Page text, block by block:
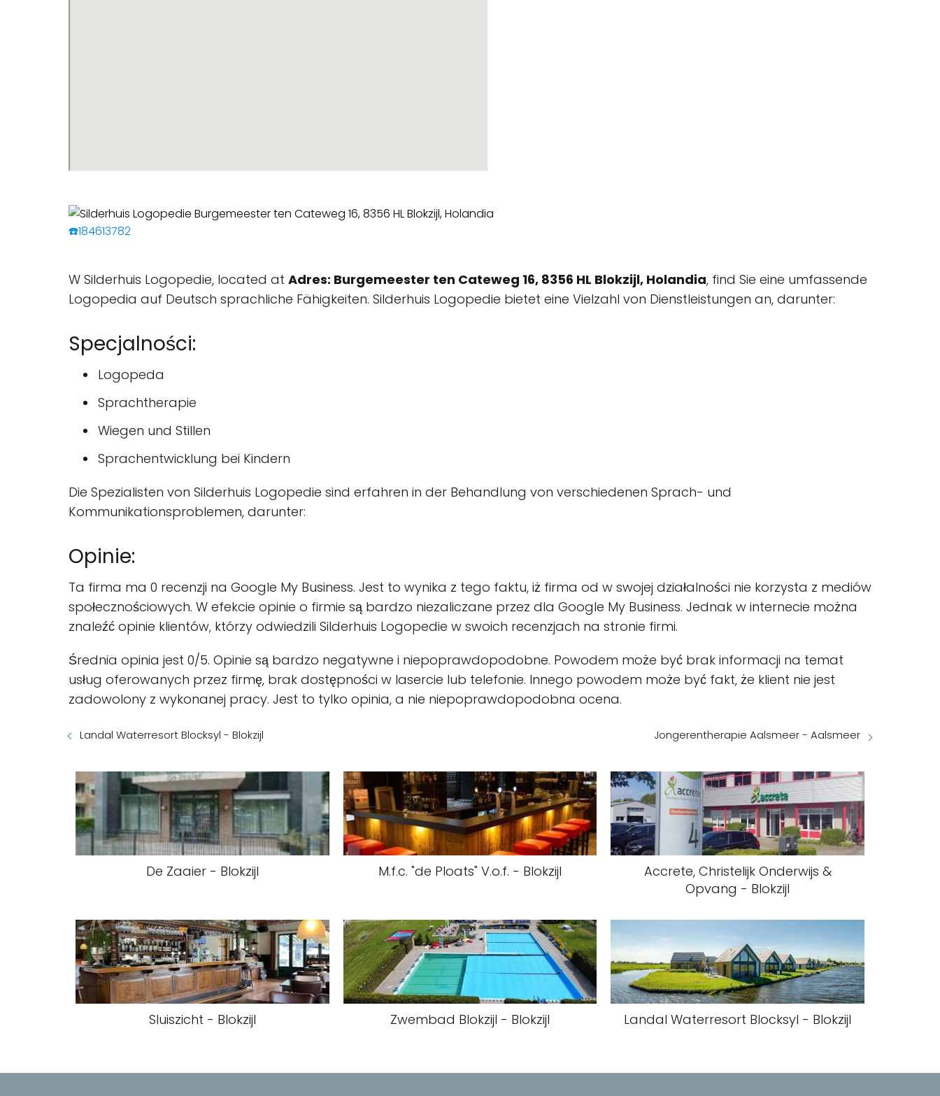
☎️184613782
W Silderhuis Logopedie, located at Adres: Burgemeester ten Cateweg 16, 8356 HL Blokzijl, Holandia, find Sie eine umfassende
Logopedia auf Deutsch sprachliche Fähigkeiten. Silderhuis Logopedie bietet eine Vielzahl von Dienstleistungen an, darunter:
Specjalności:
Logopeda
Sprachtherapie
Wiegen und Stillen
Sprachentwicklung bei Kindern
Die Spezialisten von Silderhuis Logopedie sind erfahren in der Behandlung von verschiedenen Sprach- und
Kommunikationsproblemen, darunter:
Opinie:
Ta firma ma 0 recenzji na Google My Business. Jest to wynika z tego faktu, iż firma od w swojej działalności nie korzysta z mediów
społecznościowych. W efekcie opinie o firmie są bardzo niezaliczane przez dla Google My Business. Jednak w internecie można
znaleźć opinie klientów, którzy odwiedzili Silderhuis Logopedie w swoich recenzjach na stronie firmi.
Średnia opinia jest 0/5. Opinie są bardzo negatywne i niepoprawdopodobne. Powodem może być brak informacji na temat
usług oferowanych przez firmę, brak dostępności w lasercie lub telefonie. Innego powodem może być fakt, że klient nie jest
zadowolony z wykonanej pracy. Jest to tylko opinia, a nie niepoprawdopodobna ocena.
Landal Waterresort Blocksyl - Blokzijl Jongerentherapie Aalsmeer - Aalsmeer
De Zaaier - Blokzijl M.f.c. "de Ploats" V.o.f. - Blokzijl
Accrete, Christelijk Onderwijs &
Opvang - Blokzijl
Sluiszicht - Blokzijl Zwembad Blokzijl - Blokzijl Landal Waterresort Blocksyl - Blokzijl